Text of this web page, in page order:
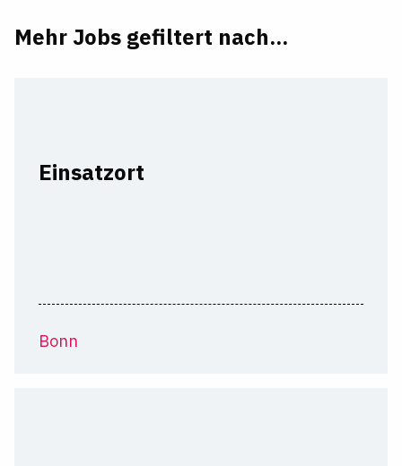
Mehr Jobs gefiltert nach...
Einsatzort
Bonn